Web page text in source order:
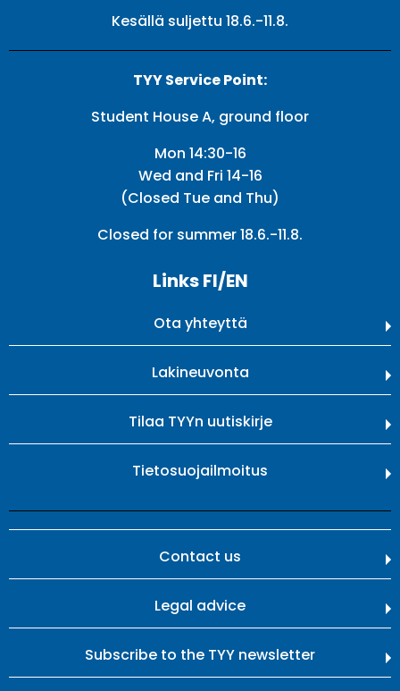
Kesällä suljettu 18.6.-11.8.
TYY Service Point:
Student House A, ground floor
Mon 14:30-16
Wed and Fri 14-16
(Closed Tue and Thu)
Closed for summer 18.6.-11.8.
Links FI/EN
Ota yhteyttä
Lakineuvonta
Tilaa TYYn uutiskirje
Tietosuojailmoitus
Contact us
Legal advice
Subscribe to the TYY newsletter